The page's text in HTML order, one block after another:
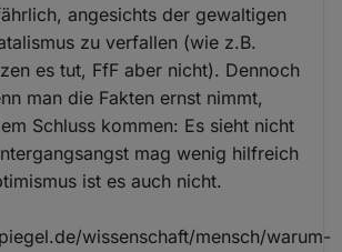
angesichts der gewaltigen
zu verfallen (wie z.B.
es tut, FfF aber nicht). Dennoch
man die Fakten ernst nimmt,
Schluss kommen: Es sieht nicht
mag wenig hilfreich
ist es auch nicht.
wissenschaft/mensch/warum-